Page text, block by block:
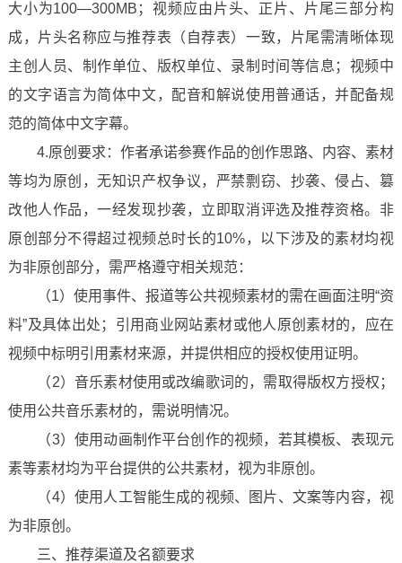
大小为100—300MB；视频应由片头、正片、片尾三部分构
成，片头名称应与推荐表（自荐表）一致，片尾需清晰体现
主创人员、制作单位、版权单位、录制时间等信息；视频中
的文字语言为简体中文，配音和解说使用普通话，并配备规
范的简体中文字幕。
4.原创要求：作者承诺参赛作品的创作思路、内容、素材
等均为原创，无知识产权争议，严禁剽窃、抄袭、侵占、篡
改他人作品，一经发现抄袭，立即取消评选及推荐资格。非
原创部分不得超过视频总时长的10%，以下涉及的素材均视
为非原创部分，需严格遵守相关规范：
（1）使用事件、报道等公共视频素材的需在画面注明“资
料”及具体出处；引用商业网站素材或他人原创素材的，应在
视频中标明引用素材来源，并提供相应的授权使用证明。
（2）音乐素材使用或改编歌词的，需取得版权方授权；
使用公共音乐素材的，需说明情况。
（3）使用动画制作平台创作的视频，若其模板、表现元
素等素材均为平台提供的公共素材，视为非原创。
（4）使用人工智能生成的视频、图片、文案等内容，视
为非原创。
三、推荐渠道及名额要求